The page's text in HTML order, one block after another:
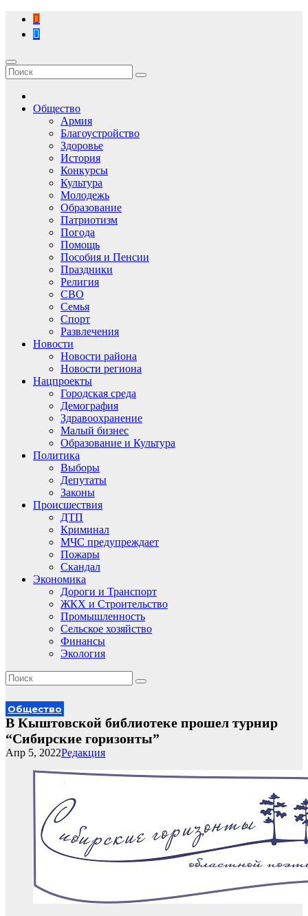
Перейти
содержимому
Общество
Армия
Благоустройство
Здоровье
История
Конкурсы
Культура
Молодежь
Образование
Патриотизм
Погода
Помощь
Пособия и Пенсии
Праздники
Религия
СВО
Семья
Спорт
Развлечения
Новости
Новости района
Новости региона
Нацпроекты
Городская среда
Демография
Здравоохранение
Малый бизнес
Образование и Культура
Политика
Выборы
Депутаты
Законы
Происшествия
ДТП
Криминал
МЧС предупреждает
Пожары
Скандал
Экономика
Дороги и Транспорт
ЖКХ и Строительство
Промышленность
Сельское хозяйство
Финансы
Экология
Общество
В Кыштовской библиотеке прошел турнир
“Сибирские горизонты”
Редакция
Апр 5, 2022